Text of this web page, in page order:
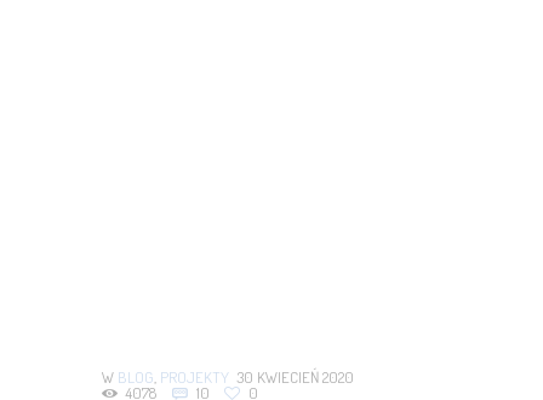
W BLOG PROJEKTY 30 KWIECIEŃ 2020
4078
10 0